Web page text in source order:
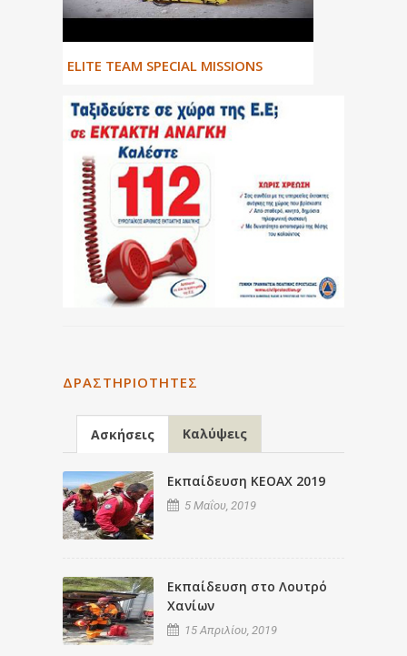
ΕLITE TEAM SPECIAL MISSIONS
ΔΡΑΣΤΗΡΙΌΤΗΤΕΣ
Ασκήσεις Καλύψεις
Εκπαίδευση ΚΕΟΑΧ 2019
5 Μαΐου, 2019
Εκπαίδευση στο Λουτρό
Χανίων
15 Απριλίου, 2019